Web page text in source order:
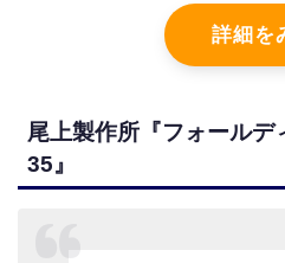
詳細を
尾上製作所『フォールデ
35』